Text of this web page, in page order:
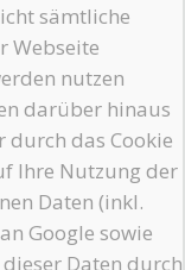
sämtliche
Webseite
nutzen
darüber hinaus
durch das Cookie
Ihre Nutzung der
Daten (inkl.
Google sowie
Daten durch